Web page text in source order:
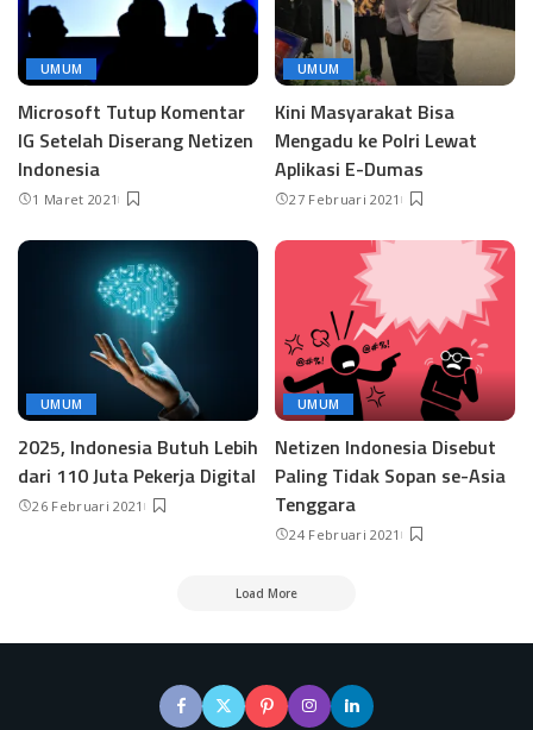
UMUM
Microsoft Tutup Komentar
IG Setelah Diserang Netizen
Indonesia
1 Maret 2021
UMUM
Kini Masyarakat Bisa
Mengadu ke Polri Lewat
Aplikasi E-Dumas
27 Februari 2021
UMUM
2025, Indonesia Butuh Lebih
dari 110 Juta Pekerja Digital
26 Februari 2021
UMUM
Netizen Indonesia Disebut
Paling Tidak Sopan se-Asia
Tenggara
24 Februari 2021
Load More